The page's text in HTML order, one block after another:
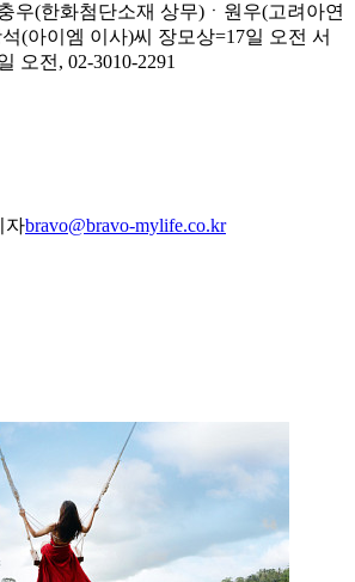
우(한화첨단소재 상무)ㆍ원우(고려아연
(아이엠 이사)씨 장모상=17일 오전 서
오전, 02-3010-2291
자bravo@bravo-mylife.co.kr